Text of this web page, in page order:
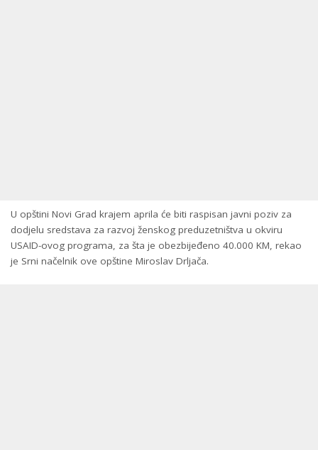
U opštini Novi Grad krajem aprila će biti raspisan javni poziv za
dodjelu sredstava za razvoj ženskog preduzetništva u okviru
USAID-ovog programa, za šta je obezbijeđeno 40.000 KM, rekao
je Srni načelnik ove opštine Miroslav Drljača.